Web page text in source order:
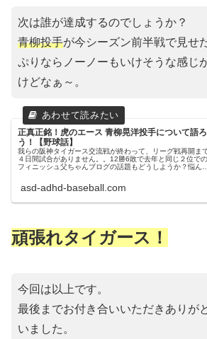
次は誰が達成するのでしょうか？
青柳投手が今シーズン前半戦で見せ
ぷりならノーノーもいけそうな感じ
けどなぁ～。
正真正銘！虎のエース 青柳晃洋投手について語ろ
う！【野球話】
我らの阪神タイガース交流戦が終わって、リーグ戦再開ま
４日間試合がありません。。12勝6敗で去年と同じ２位での
フィニッシュ父ちゃんブログの話題もどうしようか？悩ん
は久々に、○○選手に...
asd-adhd-baseball.com
頑張れタイガース！
今回は以上です。
最後までお付き合いいただきありが
いました。